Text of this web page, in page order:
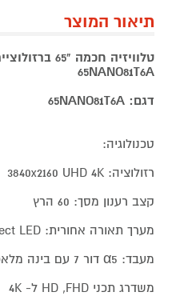
תיאור המוצר
65NANO81T6A
דגם: 65NANO81T6A
טכנולוגיה:
רזולוציה: 3840x2160 UHD 4K
קצב רענון מסך: 60 הרץ
מערך תאורה אחורית: Direct LED
מעבד: α5 דור 7 עם בינה מלאכותית (AI)
משדרג תכני HD ,FHD ל- 4K